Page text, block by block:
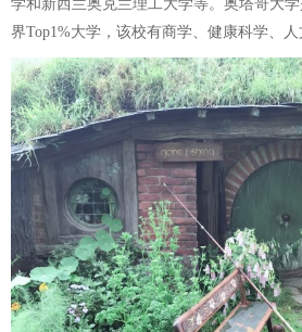
学和新西兰奥克兰理工大学等。奥塔哥大
界Top1%大学，该校有商学、健康科学、人